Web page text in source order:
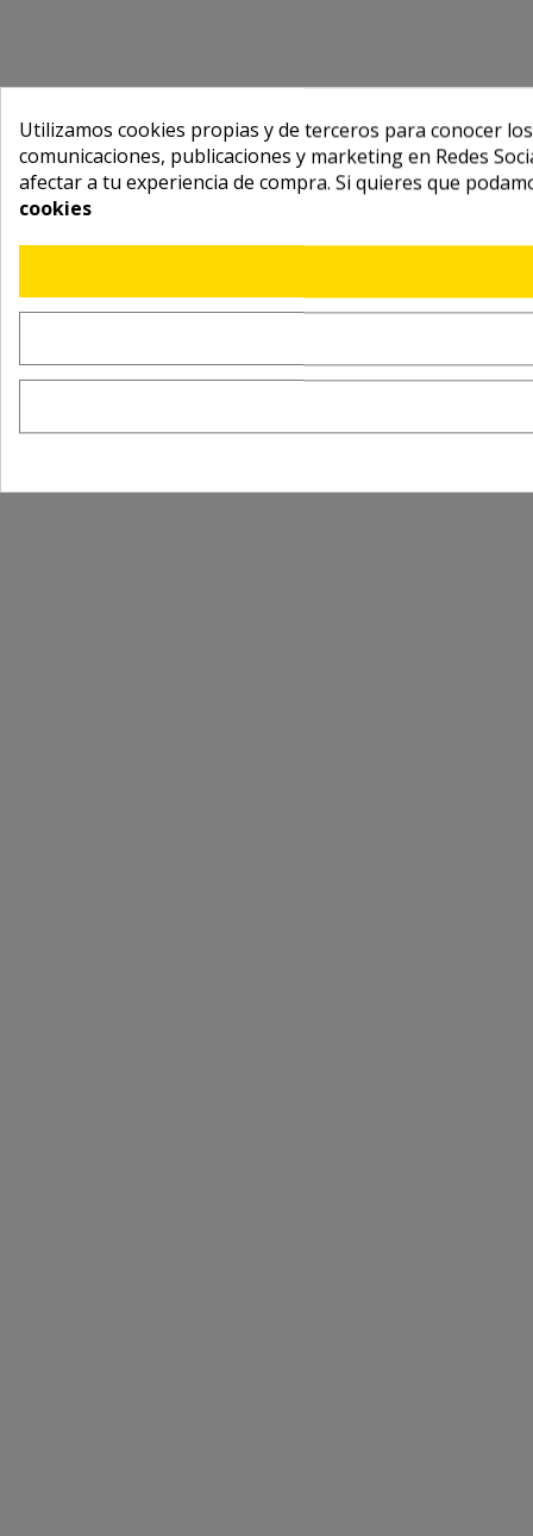
Utilizamos cookies propias y de terceros para conocer
comunicaciones, publicaciones y marketing en Redes
afectar a tu experiencia de compra. Si quieres que
cookies